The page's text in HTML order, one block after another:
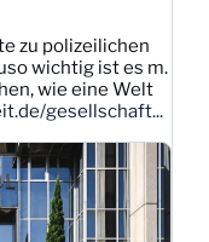
zu polizeilichen
wichtig ist es m.
wie eine Welt
gesellschaft...